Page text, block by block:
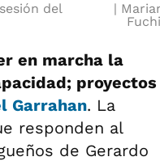
del
en marcha la
proyectos
Garrahan. La
responden al
de Gerardo